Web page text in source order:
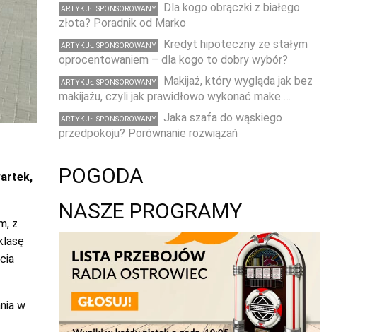
z
w
ARTYKUŁ SPONSOROWANY
Dla kogo obrączki z białego
złota? Poradnik od Marko
ARTYKUŁ SPONSOROWANY
Kredyt hipoteczny ze stałym
oprocentowaniem – dla kogo to dobry wybór?
ARTYKUŁ SPONSOROWANY
Makijaż, który wygląda jak bez
makijażu, czyli jak prawidłowo wykonać make …
ARTYKUŁ SPONSOROWANY
Jaka szafa do wąskiego
przedpokoju? Porównanie rozwiązań
POGODA
NASZE PROGRAMY